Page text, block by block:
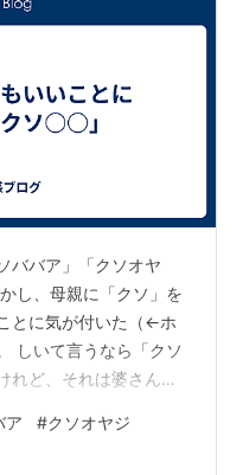
ババア」「クソオヤ
し、母親に「クソ」を
とに気が付いた（←ホ
しいて言うなら「クソ
れど、それは婆さんを
で呼べるのとは違っ
考えてみた。 1. 古来
ア #クソオヤジ